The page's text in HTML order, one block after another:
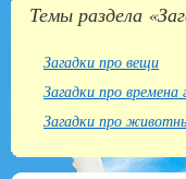
Темы раздела
Загадки про вещи
Загадки про времена
Загадки про